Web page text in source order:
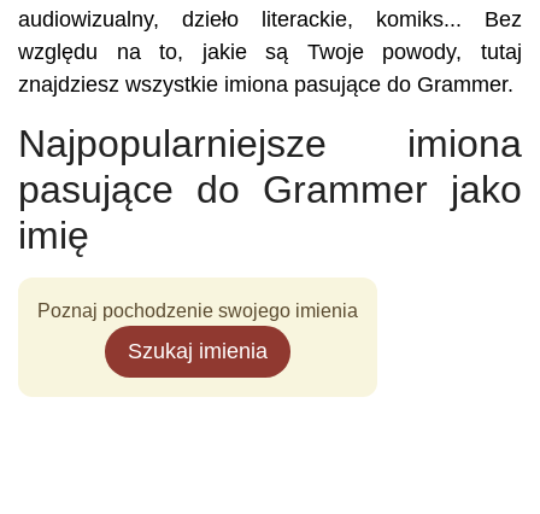
audiowizualny, dzieło literackie, komiks... Bez
względu na to, jakie są Twoje powody, tutaj
znajdziesz wszystkie imiona pasujące do Grammer.
Najpopularniejsze imiona
pasujące do Grammer jako
imię
Poznaj pochodzenie swojego imienia
Szukaj imienia